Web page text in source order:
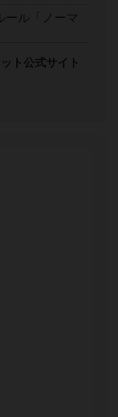
ール「ノーマ
ト公式サイト